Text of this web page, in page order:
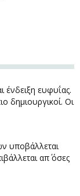
ένδειξη ευφυΐας.
δημιουργικοί. Οι
υποβάλλεται
απ΄ όσες